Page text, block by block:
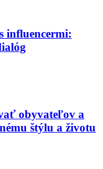
influencermi:
obyvateľov a
štýlu a životu